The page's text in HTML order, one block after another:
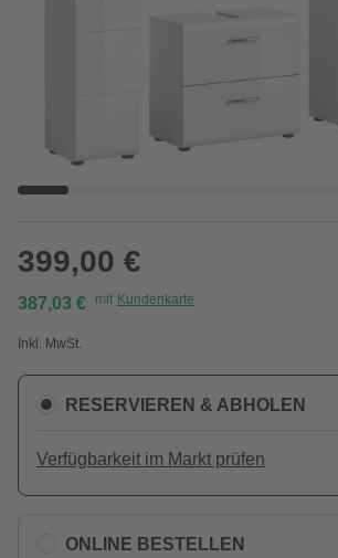
399,00 €
387,03 € mit Kundenkarte
Inkl. MwSt.
RESERVIEREN & ABHOLEN
Verfügbarkeit im Markt prüfen
ONLINE BESTELLEN